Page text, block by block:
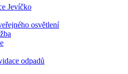
Jevíčko
osvětlení
odpadů